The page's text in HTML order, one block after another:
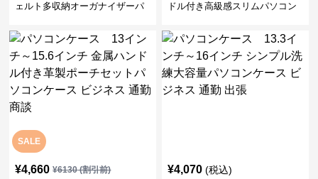
ェルト多収納オーガナイザーパ
宅ワーク
ドル付き高級感スリムパソコン
SALE
¥4,660 ¥6130(割引前) ¥4,070 (税込)